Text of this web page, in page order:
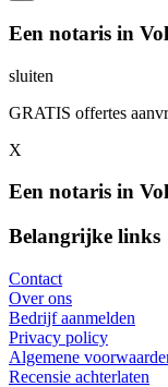
Een notaris in
sluiten
GRATIS offertes
X
Een notaris in
Belangrijke links
Contact
Over ons
Bedrijf aanmelden
Privacy policy
Algemene
Recensie achterlaten